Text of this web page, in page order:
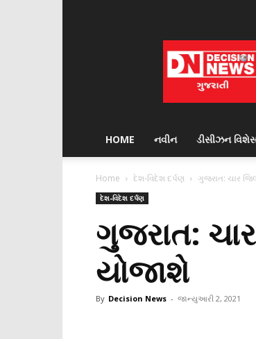
News
HOME નવીન ડીસીઝન
Home દેશ-વિદેશ દર્પણ ગુજરાત: ચાર
દેશ-વિદેશ દર્પણ
ગુજરાત:
યોજાશે
By Decision News - જાન્યુઆરી 2, 2021